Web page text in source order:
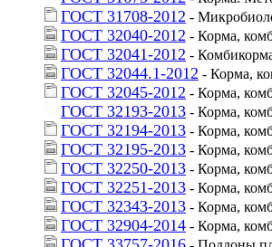
ГОСТ 31708-2012 -
ГОСТ 32040-2012 - Корма,
ГОСТ 32041-2012 -
ГОСТ 32044.1-2012 - Корма,
ГОСТ 32045-2012 - Корма,
ГОСТ 32193-2013 - Корма,
ГОСТ 32194-2013 - Корма,
ГОСТ 32195-2013 - Корма,
ГОСТ 32250-2013 - Корма,
ГОСТ 32251-2013 - Корма,
ГОСТ 32343-2013 - Корма,
ГОСТ 32904-2014 - Корма,